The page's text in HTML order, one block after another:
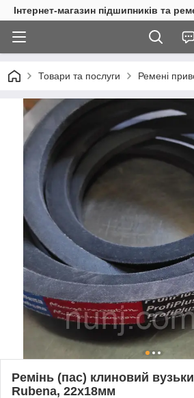
Інтернет-магазин підшипників та
Товари та послуги Ремені
Ремінь (пас) клиновий
Rubena, 22х18мм